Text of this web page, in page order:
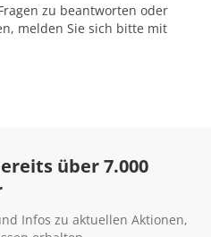
zu beantworten oder
melden Sie sich bitte mit
über 7.000
Infos zu aktuellen Aktionen,